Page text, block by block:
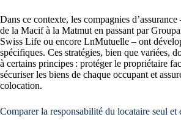
Dans ce contexte, les compagnies
de la Macif à la Matmut en passant par
Swiss Life ou encore LnMutuelle – ont
spécifiques. Ces stratégies, bien que variées,
à certains principes : protéger le propriétaire
sécuriser les biens de chaque occupant et
colocation.
Comparer la responsabilité du locataire seul et